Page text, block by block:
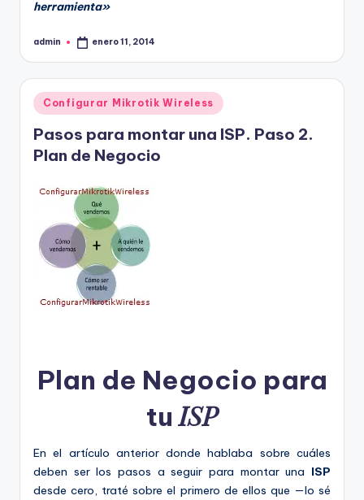
herramienta»
Publicado
admin enero 11, 2014
Publicado
en
Configurar Mikrotik Wireless
Pasos para montar una ISP. Paso 2.
Plan de Negocio
Plan de Negocio para
tuISP
En el artículo anterior donde hablaba sobre cuáles
deben ser los pasos a seguir para montar una ISP
desde cero, traté sobre el primero de ellos que —lo sé